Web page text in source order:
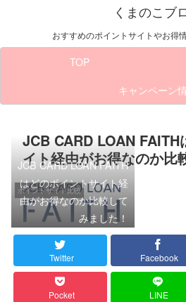
くまのこブ
おすすめのポイントサイトやお得
TOP
キャンペーン
JCB CARD LOAN FAITH
イト経由がお得なのか比
ポイントサイト比較
JCB CARD LOAN FAITH
はどのポイントサイト経
由がお得なのか比較して
みました！
Twitter Facebook
Pocket LINE